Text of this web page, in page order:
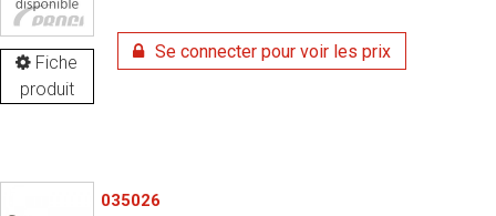
Fiche
produit
Se connecter pour voir les prix
035026